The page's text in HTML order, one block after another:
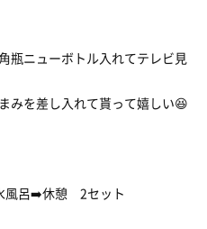
瓶ニューボトル入れてテレビ見
みを差し入れて貰って嬉しい😆
風呂➡️休憩 2セット